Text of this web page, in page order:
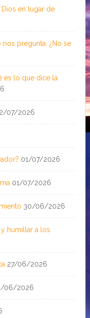
en lugar de
pregunta: ¿No se
es lo que dice la
07/2026
01/07/2026
01/07/2026
30/06/2026
humillar a los
27/06/2026
06/2026